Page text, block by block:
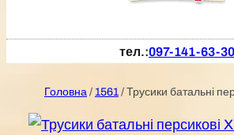
тел.:097-141-63-30
Головна / 1561 / Трусики батальні